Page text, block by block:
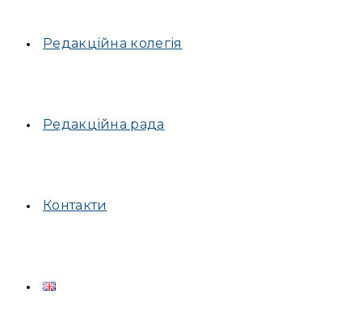
Редакційна колегія
Редакційна рада
Контакти